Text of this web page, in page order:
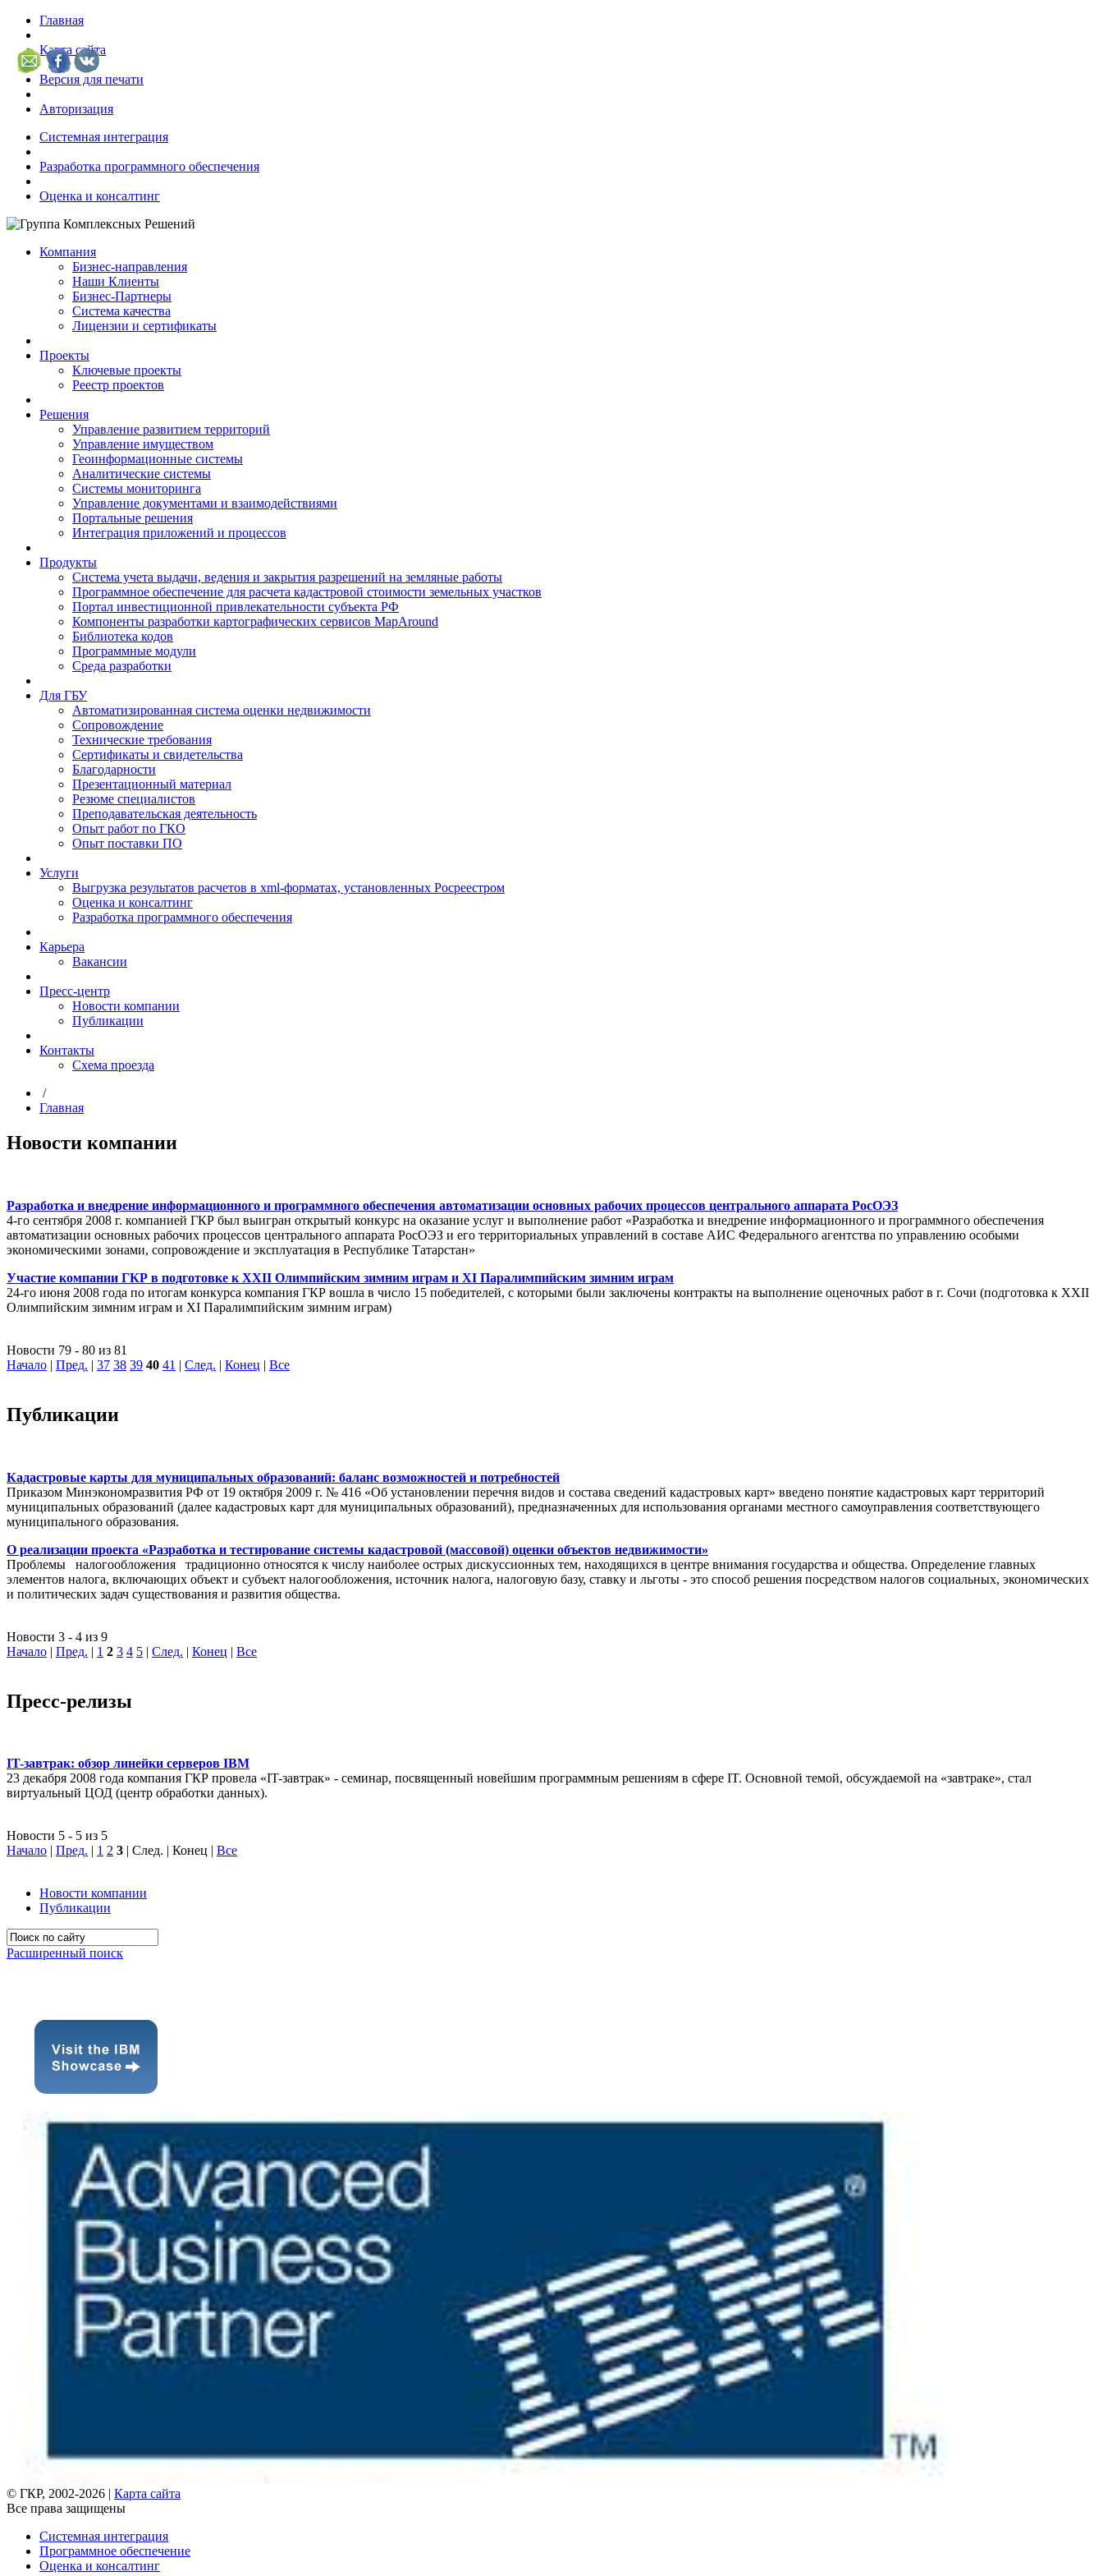
Главная
Карта сайта
Версия для печати
Авторизация
Системная интеграция
Разработка программного обеспечения
Оценка и консалтинг
Компания
Бизнес-направления
Наши Клиенты
Бизнес-Партнеры
Система качества
Лицензии и сертификаты
Проекты
Ключевые проекты
Реестр проектов
Решения
Управление развитием территорий
Управление имуществом
Геоинформационные системы
Аналитические системы
Системы мониторинга
Управление документами и взаимодействиями
Портальные решения
Интеграция приложений и процессов
Продукты
Система учета выдачи, ведения и закрытия разрешений на земляные работы
Программное обеспечение для расчета кадастровой стоимости земельных участков
Портал инвестиционной привлекательности субъекта РФ
Компоненты разработки картографических сервисов MapAround
Библиотека кодов
Программные модули
Среда разработки
Для ГБУ
Автоматизированная система оценки недвижимости
Сопровождение
Технические требования
Сертификаты и свидетельства
Благодарности
Презентационный материал
Резюме специалистов
Преподавательская деятельность
Опыт работ по ГКО
Опыт поставки ПО
Услуги
Выгрузка результатов расчетов в xml-форматах, установленных Росреестром
Оценка и консалтинг
Разработка программного обеспечения
Карьера
Вакансии
Пресс-центр
Новости компании
Публикации
Контакты
Схема проезда
/
Главная
Новости компании
Разработка и внедрение информационного и программного обеспечения автоматизации основных рабочих процессов центрального аппарата РосОЭЗ
4-го сентября 2008 г. компанией ГКР был выигран открытый конкурс на оказание услуг и выполнение работ «Разработка и внедрение информационного и программного обеспечения
автоматизации основных рабочих процессов центрального аппарата РосОЭЗ и его территориальных управлений в составе АИС Федерального агентства по управлению особыми
экономическими зонами, сопровождение и эксплуатация в Республике Татарстан»
Участие компании ГКР в подготовке к XXII Олимпийским зимним играм и XI Паралимпийским зимним играм
24-го июня 2008 года по итогам конкурса компания ГКР вошла в число 15 победителей, с которыми были заключены контракты на выполнение оценочных работ в г. Сочи (подготовка к XXII
Олимпийским зимним играм и XI Паралимпийским зимним играм)
Новости 79 - 80 из 81
Начало | Пред. | 37 38 39 40 41 | След. | Конец | Все
Публикации
Кадастровые карты для муниципальных образований: баланс возможностей и потребностей
Приказом Минэкономразвития РФ от 19 октября 2009 г. № 416 «Об установлении перечня видов и состава сведений кадастровых карт» введено понятие кадастровых карт территорий
муниципальных образований (далее кадастровых карт для муниципальных образований), предназначенных для использования органами местного самоуправления соответствующего
муниципального образования.
О реализации проекта «Разработка и тестирование системы кадастровой (массовой) оценки объектов недвижимости»
Проблемы налогообложения традиционно относятся к числу наиболее острых дискуссионных тем, находящихся в центре внимания государства и общества. Определение главных
элементов налога, включающих объект и субъект налогообложения, источник налога, налоговую базу, ставку и льготы - это способ решения посредством налогов социальных, экономических
и политических задач существования и развития общества.
Новости 3 - 4 из 9
Начало | Пред. | 1 2 3 4 5 | След. | Конец | Все
Пресс-релизы
IT-завтрак: обзор линейки серверов IBM
23 декабря 2008 года компания ГКР провела «IT-завтрак» - семинар, посвященный новейшим программным решениям в сфере IT. Основной темой, обсуждаемой на «завтраке», стал
виртуальный ЦОД (центр обработки данных).
Новости 5 - 5 из 5
Начало | Пред. | 1 2 3 | След. | Конец | Все
Новости компании
Публикации
Расширенный поиск
© ГКР, 2002-2026 | Карта сайта
Все права защищены
Системная интеграция
Программное обеспечение
Оценка и консалтинг